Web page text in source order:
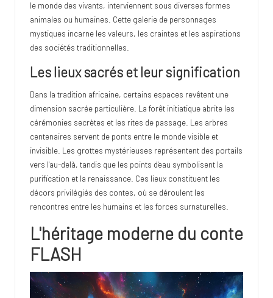
le monde des vivants, interviennent sous diverses formes
animales ou humaines. Cette galerie de personnages
mystiques incarne les valeurs, les craintes et les aspirations
des sociétés traditionnelles.
Les lieux sacrés et leur signification
Dans la tradition africaine, certains espaces revêtent une
dimension sacrée particulière. La forêt initiatique abrite les
cérémonies secrètes et les rites de passage. Les arbres
centenaires servent de ponts entre le monde visible et
invisible. Les grottes mystérieuses représentent des portails
vers l'au-delà, tandis que les points d'eau symbolisent la
purification et la renaissance. Ces lieux constituent les
décors privilégiés des contes, où se déroulent les
rencontres entre les humains et les forces surnaturelles.
L'héritage moderne du conte
FLASH